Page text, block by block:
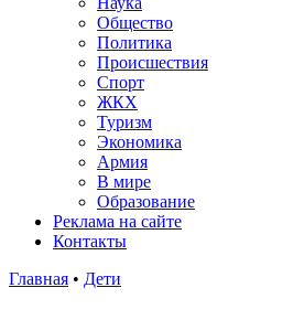
Общество
Политика
Происшествия
Спорт
ЖКХ
Туризм
Экономика
Армия
В мире
Образование
Реклама на сайте
Контакты
Главная • Дети